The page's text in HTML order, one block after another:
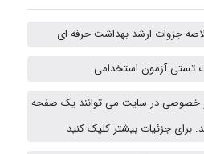
Niloofar
arman.m
تستی آزمون استخدامی
خصوصی در سایت می توانند یک صفحه
برای جزئیات بیشتر کلیک کنید